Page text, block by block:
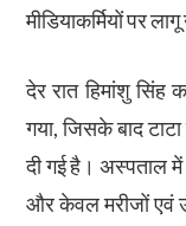
मीडियाकर्मियों पर लागू
देर रात हिमांशु सिंह
गया, जिसके बाद
दी गई है। अस्पताल में
और केवल मरीजों एवं